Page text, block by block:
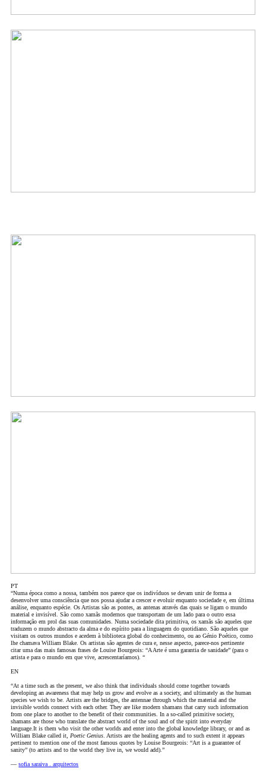
PT
“Numa época como a nossa, também nos parece que os indivíduos se devam unir de forma a
desenvolver uma consciência que nos possa ajudar a crescer e evoluir enquanto sociedade e, em última
análise, enquanto espécie. Os Artistas são as pontes, as antenas através das quais se ligam o mundo
material e invisível. São como xamãs modernos que transportam de um lado para o outro essa
informação em prol das suas comunidades. Numa sociedade dita primitiva, os xamãs são aqueles que
traduzem o mundo abstracto da alma e do espírito para a linguagem do quotidiano. São aqueles que
visitam os outros mundos e acedem à biblioteca global do conhecimento, ou ao Génio Poético, como
lhe chamava William Blake. Os artistas são agentes de cura e, nesse aspecto, parece-nos pertinente
citar uma das mais famosas frases de Louise Bourgeois: “A Arte é uma garantia de sanidade” (para o
artista e para o mundo em que vive, acrescentaríamos). “
EN
“At a time such as the present, we also think that individuals should come together towards
developing an awareness that may help us grow and evolve as a society, and ultimately as the human
species we wish to be. Artists are the bridges, the antennae through which the material and the
invisible worlds connect with each other. They are like modern shamans that carry such information
from one place to another to the benefit of their communities. In a so‑called primitive society,
shamans are those who translate the abstract world of the soul and of the spirit into everyday
language.It is them who visit the other worlds and enter into the global knowledge library, or and as
William Blake called it,Poetic Genius. Artists are the healing agents and to such extent it appears
pertinent to mention one of the most famous quotes by Louise Bourgeois: “Art is a guarantee of
sanity” (to artists and to the world they live in, we would add).”
—sofia saraiva . arquitectos